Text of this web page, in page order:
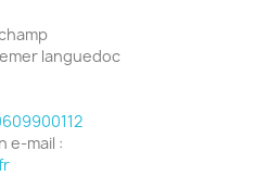
languedoc
e-mail :